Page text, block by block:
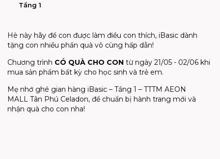
Tầng 1
Hè này hãy để con được làm điều con thích, iBasic dành
tặng con nhiều phần quà vô cùng hấp dẫn!
Chương trình CÓ QUÀ CHO CON từngày 21/05 - 02/06 khi
mua sản phẩm bất kỳ cho học sinh và trẻ em.
Mẹ nhớ ghé gian hàng iBasic – Tầng 1 – TTTM AEON
MALL Tân Phú Celadon, để chuẩn bị hành trang mới và
nhận quà cho con nha!